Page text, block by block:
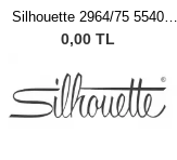
Silhouette 2964/75 5540
50/18
0,00 TL